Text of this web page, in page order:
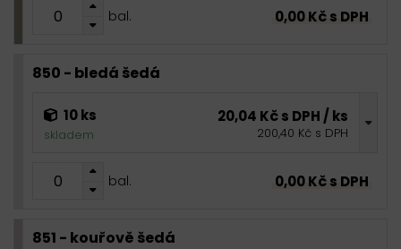
bal. 0,00 Kč s DPH
850 - bledá šedá
10 ks
skladem
20,04 Kč s DPH / ks
200,40 Kč s DPH
bal. 0,00 Kč s DPH
851 - kouřově šedá